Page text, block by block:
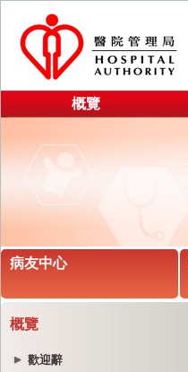
概覽
病友中心
概覽
歡迎辭